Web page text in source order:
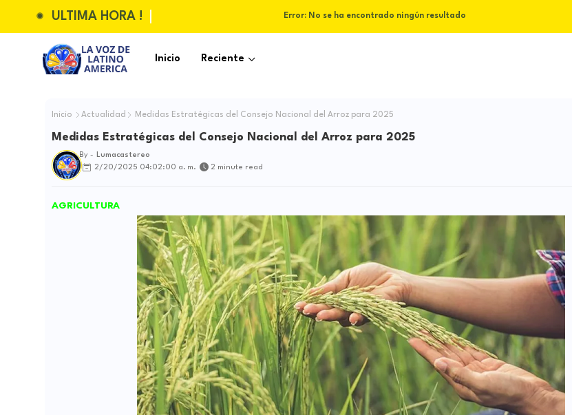
ULTIMA HORA ! Error: No se ha encontrado ningún resultado
Inicio Reciente
Inicio Actualidad Medidas Estratégicas del Consejo Nacional del Arroz para 2025
Medidas Estratégicas del Consejo Nacional del Arroz para 2025
By -
Lumacastereo
2/20/2025 04:02:00 a. m.
2 minute read
AGRICULTURA